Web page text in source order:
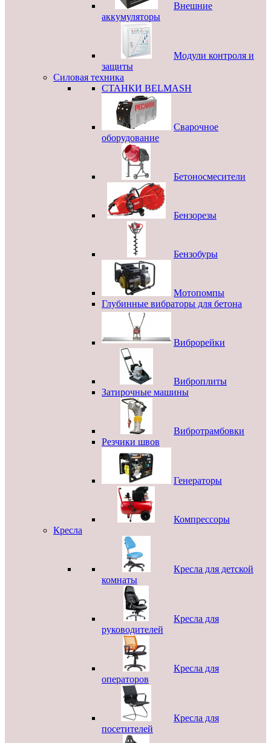
Внешние
аккумуляторы
Модули контроля и
защиты
Силовая техника
СТАНКИ BELMASH
Сварочное
оборудование
Бетоносмесители
Бензорезы
Бензобуры
Мотопомпы
Глубинные вибраторы для бетона
Виброрейки
Виброплиты
Затирочные машины
Вибротрамбовки
Резчики швов
Генераторы
Компрессоры
Кресла
Кресла для детской
комнаты
Кресла для
руководителей
Кресла для
операторов
Кресла для
посетителей